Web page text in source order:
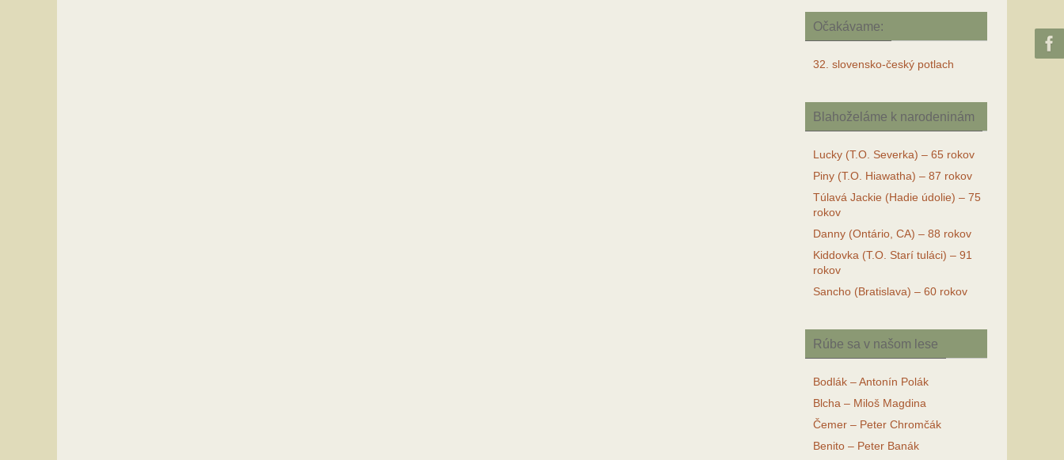
Očakávame:
32. slovensko-český potlach
Blahoželáme k narodeninám
Lucky (T.O. Severka) – 65 rokov
Piny (T.O. Hiawatha) – 87 rokov
Túlavá Jackie (Hadie údolie) – 75
rokov
Danny (Ontário, CA) – 88 rokov
Kiddovka (T.O. Starí tuláci) – 91
rokov
Sancho (Bratislava) – 60 rokov
Rúbe sa v našom lese
Bodlák – Antonín Polák
Blcha – Miloš Magdina
Čemer – Peter Chromčák
Benito – Peter Banák